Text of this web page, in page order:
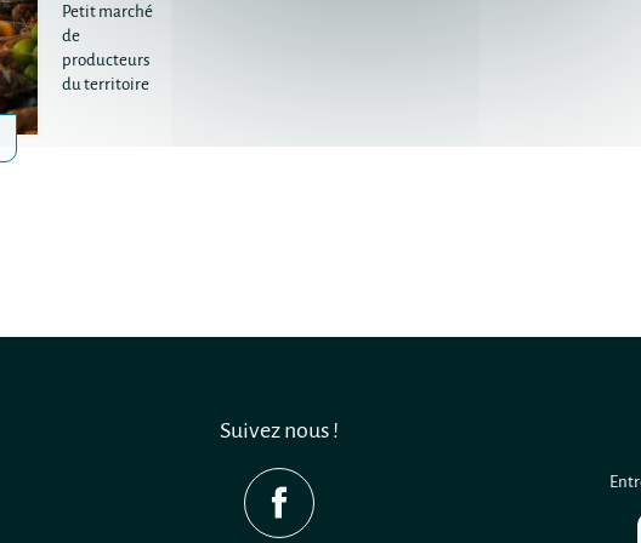
Petit marché
de
producteurs
du territoire
Suivez nous !